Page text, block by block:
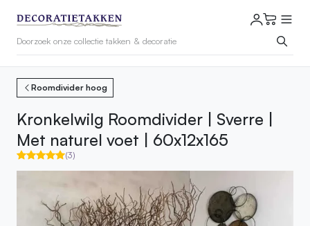
Roomdivider hoog
Kronkelwilg Roomdivider | Sverre |
Met naturel voet | 60x12x165
(3)